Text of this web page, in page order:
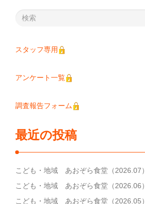
スタッフ専用
アンケート一覧
調査報告フォーム
最近の投稿
こども・地域 あおぞら食堂（2026.07）
こども・地域 あおぞら食堂（2026.06）
こども・地域 あおぞら食堂（2026.05）